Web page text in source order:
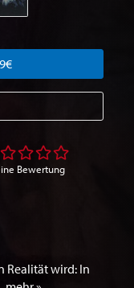
Realität wird: In
Bewertung